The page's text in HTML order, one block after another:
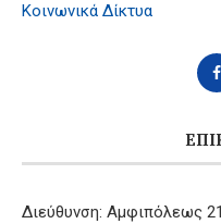
Κοινωνικά Δίκτυα
Διεύθυνση: Αμφιπόλεως